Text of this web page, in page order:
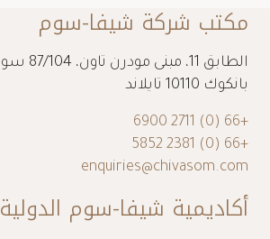
مكتب شركة شيفا-سوم
بانكوك 10110 تايلاند
+66 (0) 2711 6900
+66 (0) 2381 5852
enquiries@chivasom.com
أكاديمية شيفا-سوم الدولية